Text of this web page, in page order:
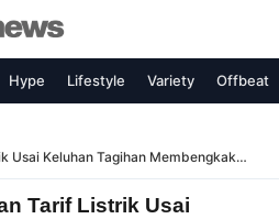
Hype Lifestyle Variety Offbeat
Usai Keluhan Tagihan Membengkak
Tarif Listrik Usai